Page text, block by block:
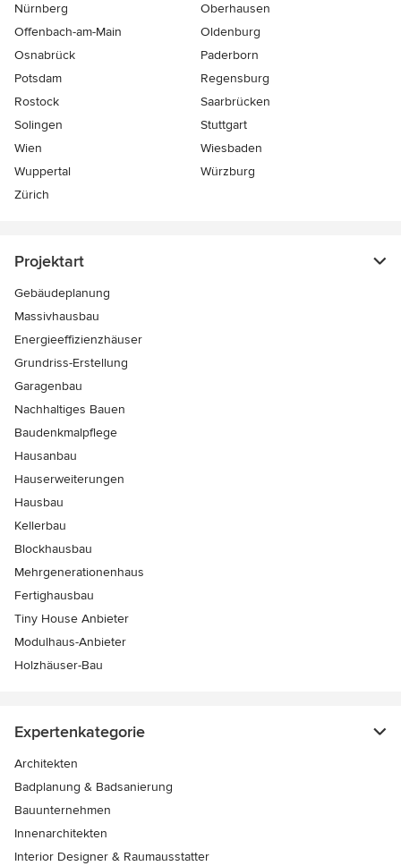
Nürnberg
Oberhausen
Offenbach-am-Main
Oldenburg
Osnabrück
Paderborn
Potsdam
Regensburg
Rostock
Saarbrücken
Solingen
Stuttgart
Wien
Wiesbaden
Wuppertal
Würzburg
Zürich
Projektart
Gebäudeplanung
Massivhausbau
Energieeffizienzhäuser
Grundriss-Erstellung
Garagenbau
Nachhaltiges Bauen
Baudenkmalpflege
Hausanbau
Hauserweiterungen
Hausbau
Kellerbau
Blockhausbau
Mehrgenerationenhaus
Fertighausbau
Tiny House Anbieter
Modulhaus-Anbieter
Holzhäuser-Bau
Expertenkategorie
Architekten
Badplanung & Badsanierung
Bauunternehmen
Innenarchitekten
Interior Designer & Raumausstatter